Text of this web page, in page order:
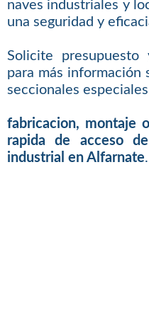
naves industriales y
una seguridad y
Solicite presupuesto
para más información
seccionales
fabricacion, montaje
rapida de acceso
industrial en Alfarnate.